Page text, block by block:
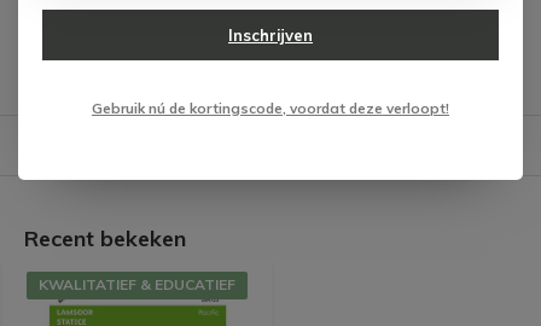
Schrijf je eigen review
Recent bekeken
KWALITATIEF & EDUCATIEF
Inschrijven
Gebruik nú de kortingscode, voordat deze verloopt!